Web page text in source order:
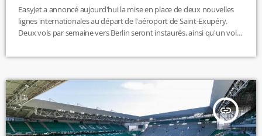
EasyJet a annoncé aujourd'hui la mise en place de deux nouvelles
lignes internationales au départ de l'aéroport de Saint-Exupéry.
Deux vols par semaine vers Berlin seront instaurés, ainsi qu'un vol
2024 pour Berlin et en janvier 2025 pour Newcastle. Les billets sont
insert_link